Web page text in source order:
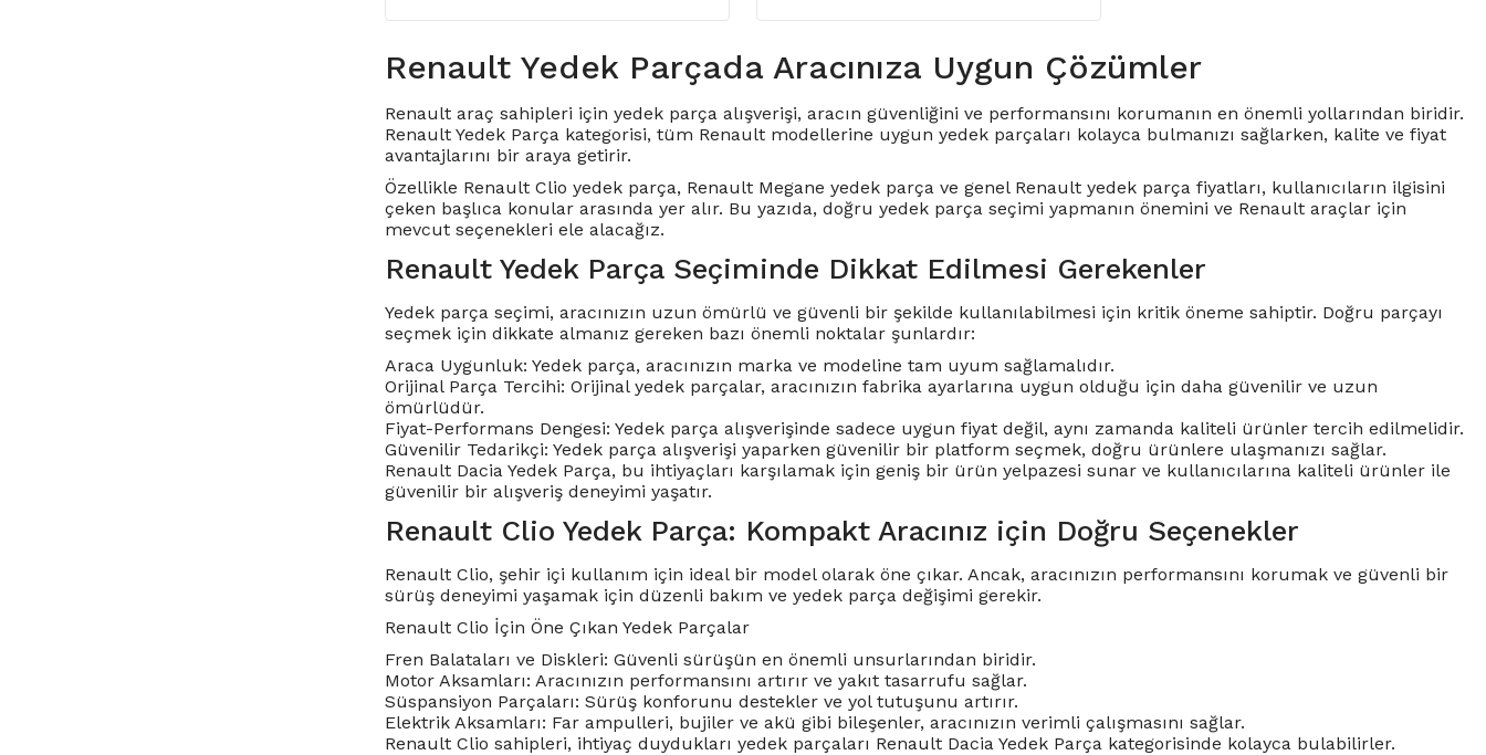
Renault Yedek Parçada Aracınıza Uygun Çözümler
Renault araç sahipleri için yedek parça alışverişi, aracın güvenliğini ve performansını korumanın en önemli yollarından biridir.
Renault Yedek Parça kategorisi, tüm Renault modellerine uygun yedek parçaları kolayca bulmanızı sağlarken, kalite ve fiyat
avantajlarını bir araya getirir.
Özellikle Renault Clio yedek parça, Renault Megane yedek parça ve genel Renault yedek parça fiyatları, kullanıcıların ilgisini
çeken başlıca konular arasında yer alır. Bu yazıda, doğru yedek parça seçimi yapmanın önemini ve Renault araçlar için
mevcut seçenekleri ele alacağız.
Renault Yedek Parça Seçiminde Dikkat Edilmesi Gerekenler
Yedek parça seçimi, aracınızın uzun ömürlü ve güvenli bir şekilde kullanılabilmesi için kritik öneme sahiptir. Doğru parçayı
seçmek için dikkate almanız gereken bazı önemli noktalar şunlardır:
Araca Uygunluk: Yedek parça, aracınızın marka ve modeline tam uyum sağlamalıdır.
Orijinal Parça Tercihi: Orijinal yedek parçalar, aracınızın fabrika ayarlarına uygun olduğu için daha güvenilir ve uzun
ömürlüdür.
Fiyat-Performans Dengesi: Yedek parça alışverişinde sadece uygun fiyat değil, aynı zamanda kaliteli ürünler tercih edilmelidir.
Güvenilir Tedarikçi: Yedek parça alışverişi yaparken güvenilir bir platform seçmek, doğru ürünlere ulaşmanızı sağlar.
Renault Dacia Yedek Parça, bu ihtiyaçları karşılamak için geniş bir ürün yelpazesi sunar ve kullanıcılarına kaliteli ürünler ile
güvenilir bir alışveriş deneyimi yaşatır.
Renault Clio Yedek Parça: Kompakt Aracınız için Doğru Seçenekler
Renault Clio, şehir içi kullanım için ideal bir model olarak öne çıkar. Ancak, aracınızın performansını korumak ve güvenli bir
sürüş deneyimi yaşamak için düzenli bakım ve yedek parça değişimi gerekir.
Renault Clio İçin Öne Çıkan Yedek Parçalar
Fren Balataları ve Diskleri: Güvenli sürüşün en önemli unsurlarından biridir.
Motor Aksamları: Aracınızın performansını artırır ve yakıt tasarrufu sağlar.
Süspansiyon Parçaları: Sürüş konforunu destekler ve yol tutuşunu artırır.
Elektrik Aksamları: Far ampulleri, bujiler ve akü gibi bileşenler, aracınızın verimli çalışmasını sağlar.
Renault Clio sahipleri, ihtiyaç duydukları yedek parçaları Renault Dacia Yedek Parça kategorisinde kolayca bulabilirler.